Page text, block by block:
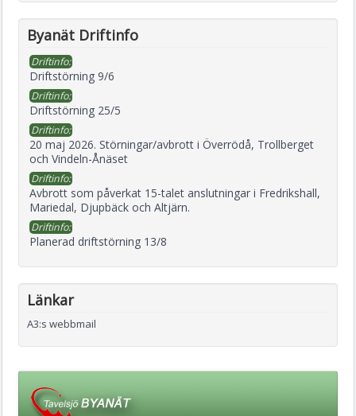
Byanät Driftinfo
Driftinfo:
Driftstörning 9/6
Driftinfo:
Driftstörning 25/5
Driftinfo:
20 maj 2026. Störningar/avbrott i Överrödå, Trollberget
och Vindeln-Ånäset
Driftinfo:
Avbrott som påverkat 15-talet anslutningar i Fredrikshall,
Mariedal, Djupbäck och Altjärn.
Driftinfo:
Planerad driftstörning 13/8
Länkar
A3:s webbmail